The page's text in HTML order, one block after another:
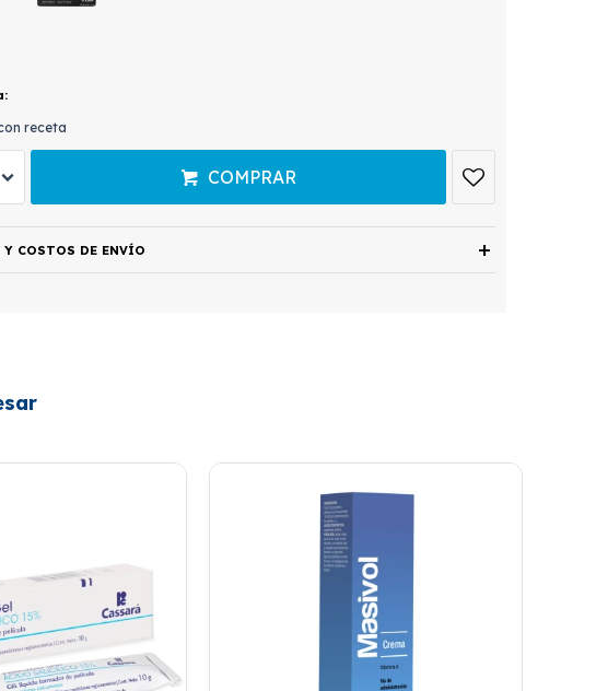
receta
COMPRAR
Y COSTOS DE ENVÍO